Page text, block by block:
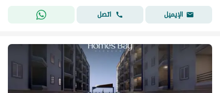
الإيميل
اتصل